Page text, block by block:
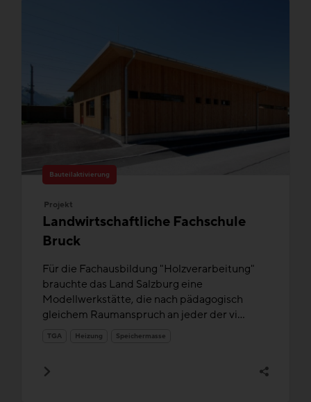
Bauteilaktivierung
Projekt
Landwirtschaftliche Fachschule
Bruck
Für die Fachausbildung "Holzverarbeitung"
brauchte das Land Salzburg eine
Modellwerkstätte, die nach pädagogisch
gleichem Raumanspruch an jeder der vi...
TGA Heizung Speichermasse